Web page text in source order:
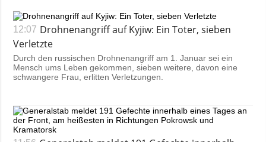
12:07 Drohnenangriff auf Kyjiw: Ein Toter, sieben
Verletzte
Durch den russischen Drohnenangriff am 1. Januar sei ein
Mensch ums Leben gekommen, sieben weitere, davon eine
schwangere Frau, erlitten Verletzungen.